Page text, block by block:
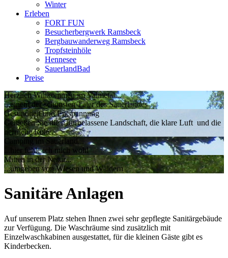
Winter
Erleben
FORT FUN
Besucherbergwerk Ramsbeck
Bergbauwanderweg Ramsbeck
Tropfsteinhöle
Hennesee
SauerlandBad
Preise
Herzlich Willkommen im Valmetal...
...einem der schönsten Täler des Sauerlandes
Gesundheit und Entspannung
Genießen Sie die naturbelassene Landschaft, die klare Luft und die
herrliche Ruhe.
Camping im Sauerland...
...hier fühle ich mich wohl
Mitten in der Natur...
...umgeben von Wiesen und Wäldern
Sanitäre Anlagen
Auf unserem Platz stehen Ihnen zwei sehr gepflegte Sanitärgebäude
zur Verfügung. Die Waschräume sind zusätzlich mit
Einzelwaschkabinen ausgestattet, für die kleinen Gäste gibt es
Kinderbecken.